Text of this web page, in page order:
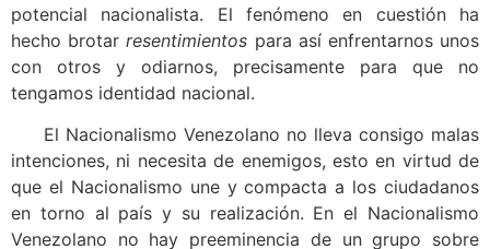
potencial nacionalista. El fenómeno en cuestión ha
hecho brotarresentimientos para así enfrentarnos unos
con otros y odiarnos, precisamente para que no
tengamos identidad nacional.
El Nacionalismo Venezolano no lleva consigo malas
intenciones, ni necesita de enemigos, esto en virtud de
que el Nacionalismo une y compacta a los ciudadanos
en torno al país y su realización. En el Nacionalismo
Venezolano no hay preeminencia de un grupo sobre